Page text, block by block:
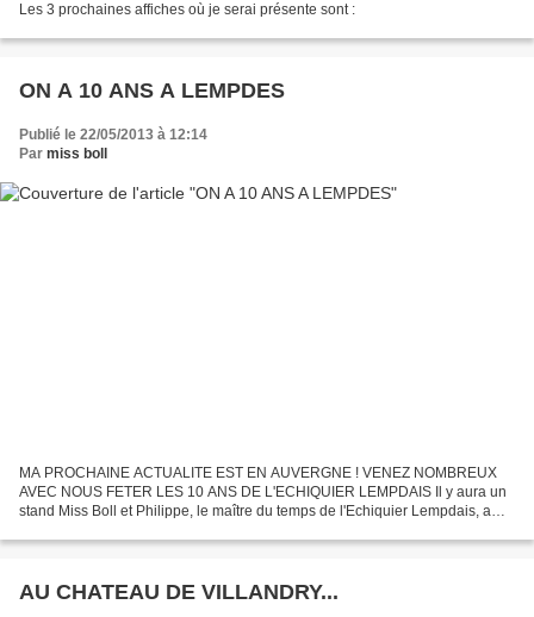
Les 3 prochaines affiches où je serai présente sont :
ON A 10 ANS A LEMPDES
Publié le 22/05/2013 à 12:14
Par miss boll
MA PROCHAINE ACTUALITE EST EN AUVERGNE ! VENEZ NOMBREUX
AVEC NOUS FETER LES 10 ANS DE L'ECHIQUIER LEMPDAIS Il y aura un
stand Miss Boll et Philippe, le maître du temps de l'Echiquier Lempdais, a
AU CHATEAU DE VILLANDRY...